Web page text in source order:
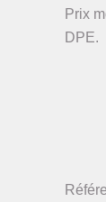
Prix
DPE.